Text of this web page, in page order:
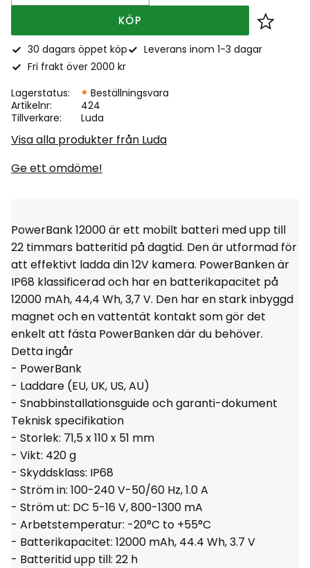
KÖP Lägg
30 dagars öppet köp
Leverans inom 1-3 dagar
Fri frakt över 2000 kr
Lagerstatus
Beställningsvara
Artikelnr
424
Tillverkare
Luda
Visa alla produkter från Luda
Ge ett omdöme!
PowerBank 12000 är ett mobilt batteri med upp till
22 timmars batteritid på dagtid. Den är utformad för
att effektivt ladda din 12V kamera. PowerBanken är
IP68 klassificerad och har en batterikapacitet på
12000 mAh, 44,4 Wh, 3,7 V. Den har en stark inbyggd
magnet och en vattentät kontakt som gör det
enkelt att fästa PowerBanken där du behöver.
Detta ingår
- PowerBank
- Laddare (EU, UK, US, AU)
- Snabbinstallationsguide och garanti-dokument
Teknisk specifikation
- Storlek: 71,5 x 110 x 51 mm
- Vikt: 420 g
- Skyddsklass: IP68
- Ström in: 100-240 V-50/60 Hz, 1.0 A
- Ström ut: DC 5-16 V, 800-1300 mA
- Arbetstemperatur: -20°C to +55°C
- Batterikapacitet: 12000 mAh, 44.4 Wh, 3.7 V
- Batteritid upp till: 22 h